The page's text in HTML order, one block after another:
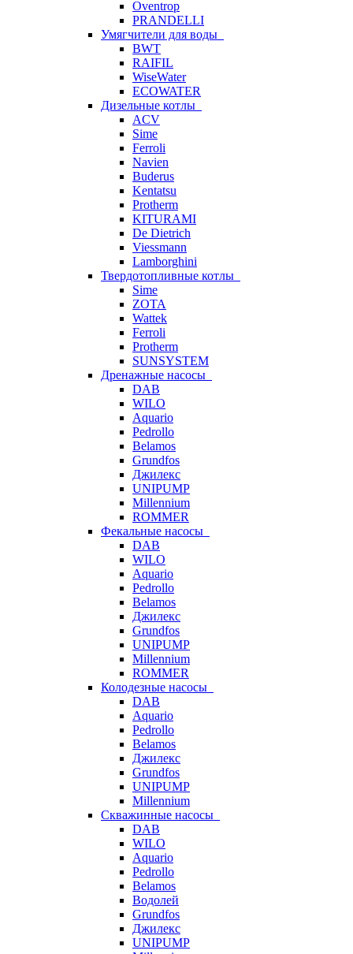
Oventrop
PRANDELLI
Умягчители для воды
BWT
RAIFIL
WiseWater
ECOWATER
Дизельные котлы
ACV
Sime
Ferroli
Navien
Buderus
Kentatsu
Protherm
KITURAMI
De Dietrich
Viessmann
Lamborghini
Твердотопливные котлы
Sime
ZOTA
Wattek
Ferroli
Protherm
SUNSYSTEM
Дренажные насосы
DAB
WILO
Aquario
Pedrollo
Belamos
Grundfos
Джилекс
UNIPUMP
Millennium
ROMMER
Фекальные насосы
DAB
WILO
Aquario
Pedrollo
Belamos
Джилекс
Grundfos
UNIPUMP
Millennium
ROMMER
Колодезные насосы
DAB
Aquario
Pedrollo
Belamos
Джилекс
Grundfos
UNIPUMP
Millennium
Скважинные насосы
DAB
WILO
Aquario
Pedrollo
Belamos
Водолей
Grundfos
Джилекс
UNIPUMP